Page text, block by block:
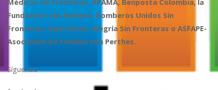
Médicos sin fronteras, APAMA, Benposta Colombia, la
Fundación Iván Mañero, Bomberos Unidos Sin
Fronteras, Open Arms, Alegría Sin Fronteras o ASFAPE-
Asociación de familias con Perthes.
Síguenos